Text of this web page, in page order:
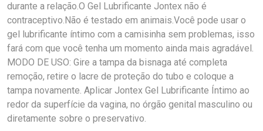
durante a relação.O Gel Lubrificante Jontex não é
contraceptivo.Não é testado em animais.Você pode usar o
gel lubrificante íntimo com a camisinha sem problemas, isso
fará com que você tenha um momento ainda mais agradável.
MODO DE USO: Gire a tampa da bisnaga até completa
remoção, retire o lacre de proteção do tubo e coloque a
tampa novamente. Aplicar Jontex Gel Lubrificante Íntimo ao
redor da superfície da vagina, no órgão genital masculino ou
diretamente sobre o preservativo.